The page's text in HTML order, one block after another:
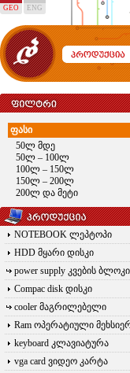
GEO ENG
ფასი
50ლ მდე
50ლ – 100ლ
100ლ – 150ლ
150ლ – 200ლ
200ლ და მეტი
NOTEBOOK ლეპტოპი
HDD მყარი დისკი
power supply კვების ბლოკი
Compac disk დისკი
cooler მაგრილებელი
Ram ოპერატიული
keyboard კლავიატურა
vga card ვიდეო კარტა